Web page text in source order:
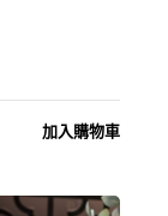
加入購物車